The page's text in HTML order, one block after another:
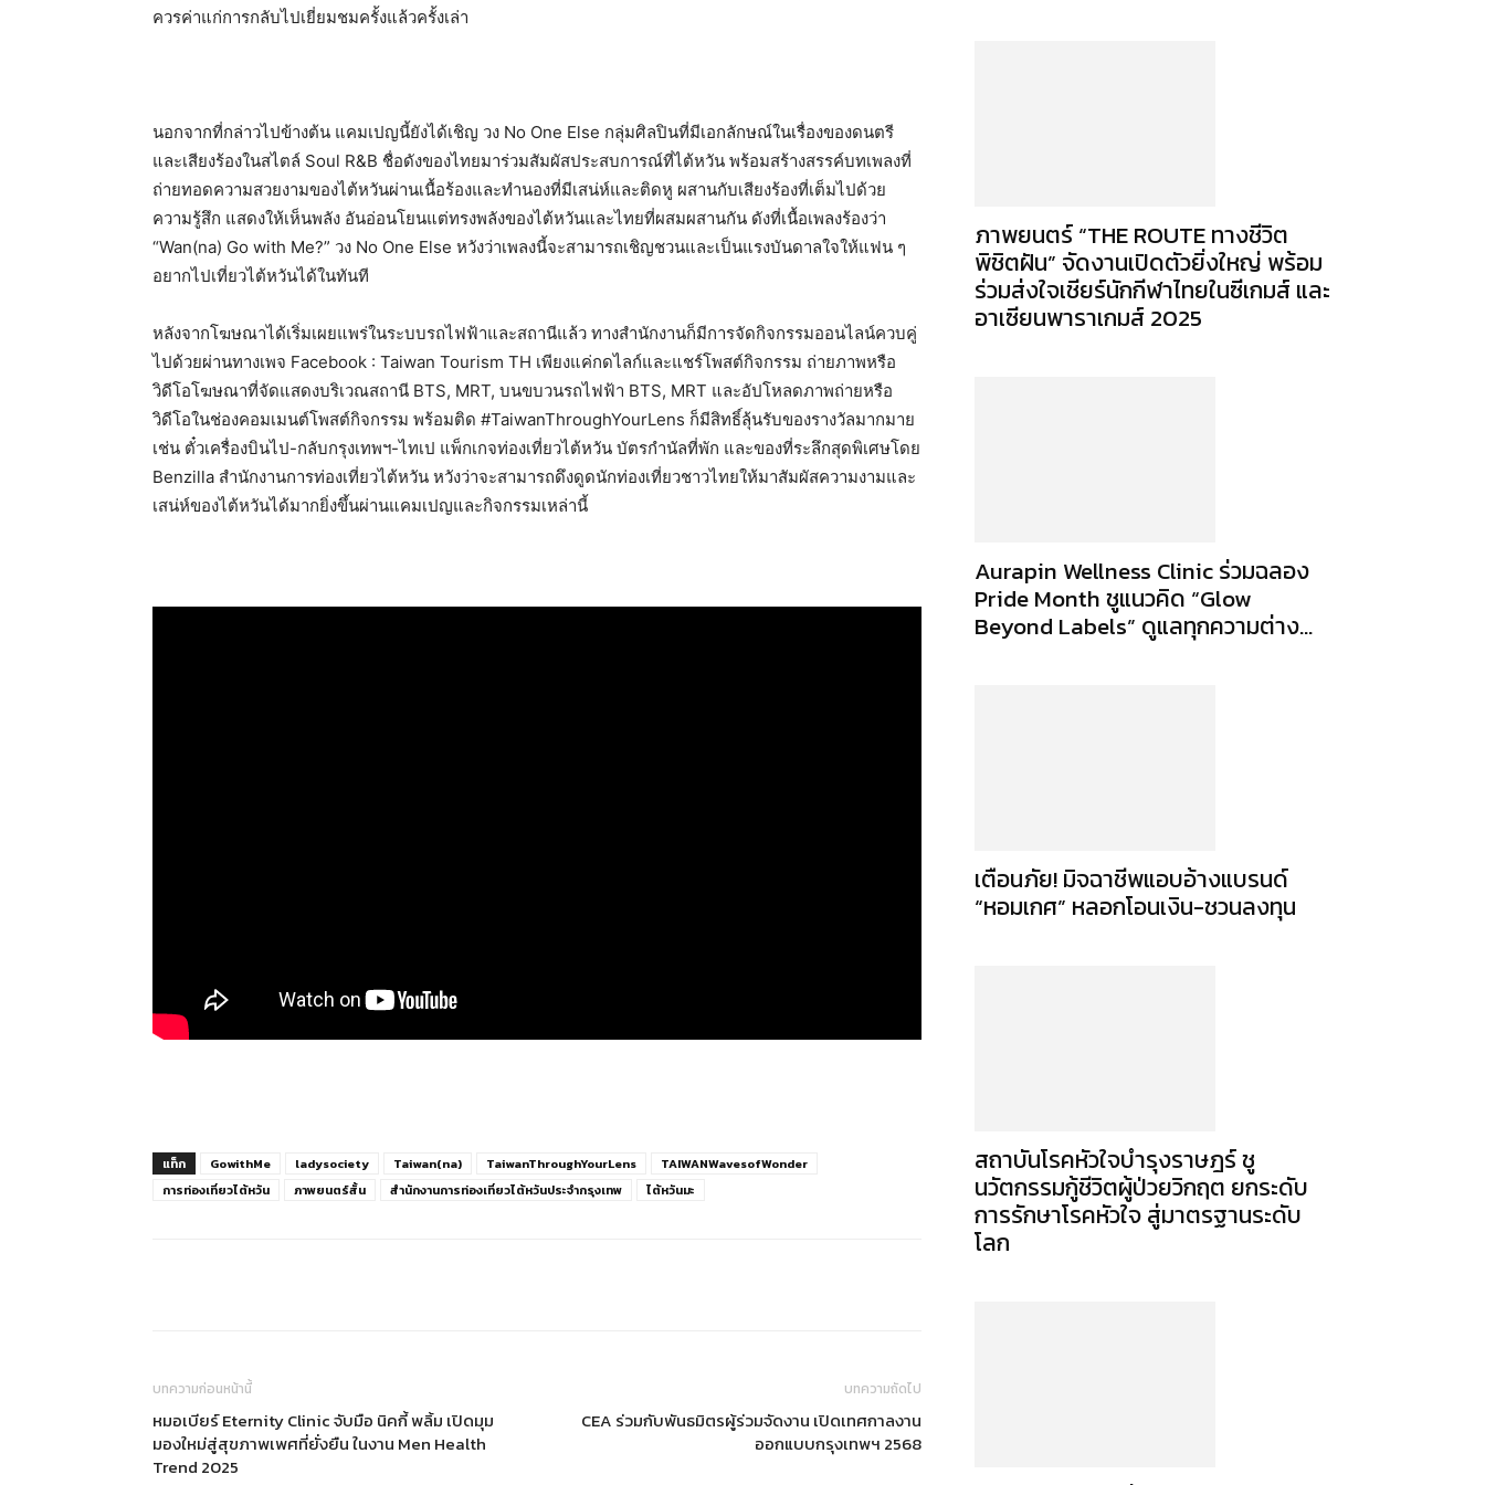
ควรค่าแก่การกลับไปเยี่ยมชมครั้งแล้วครั้งเล่า
นอกจากที่กล่าวไปข้างต้น แคมเปญนี้ยังได้เชิญ วง No One Else กลุ่มศิลปินที่มีเอกลักษณ์ในเรื่องของดนตรี
และเสียงร้องในสไตล์ Soul R&B ชื่อดังของไทยมาร่วมสัมผัสประสบการณ์ที่ไต้หวัน พร้อมสร้างสรรค์บทเพลงที่
ถ่ายทอดความสวยงามของไต้หวันผ่านเนื้อร้องและทำนองที่มีเสน่ห์และติดหู ผสานกับเสียงร้องที่เต็มไปด้วย
ความรู้สึก แสดงให้เห็นพลัง อันอ่อนโยนแต่ทรงพลังของไต้หวันและไทยที่ผสมผสานกัน ดังที่เนื้อเพลงร้องว่า
“Wan(na) Go with Me?” วง No One Else หวังว่าเพลงนี้จะสามารถเชิญชวนและเป็นแรงบันดาลใจให้แฟน ๆ
อยากไปเที่ยวไต้หวันได้ในทันที
หลังจากโฆษณาได้เริ่มเผยแพร่ในระบบรถไฟฟ้าและสถานีแล้ว ทางสำนักงานก็มีการจัดกิจกรรมออนไลน์ควบคู่
ไปด้วยผ่านทางเพจ Facebook : Taiwan Tourism TH เพียงแค่กดไลก์และแชร์โพสต์กิจกรรม ถ่ายภาพหรือ
วิดีโอโฆษณาที่จัดแสดงบริเวณสถานี BTS, MRT, บนขบวนรถไฟฟ้า BTS, MRT และอัปโหลดภาพถ่ายหรือ
วิดีโอในช่องคอมเมนต์โพสต์กิจกรรม พร้อมติด #TaiwanThroughYourLens ก็มีสิทธิ์ลุ้นรับของรางวัลมากมาย
เช่น ตั๋วเครื่องบินไป-กลับกรุงเทพฯ-ไทเป แพ็กเกจท่องเที่ยวไต้หวัน บัตรกำนัลที่พัก และของที่ระลึกสุดพิเศษโดย
Benzilla สำนักงานการท่องเที่ยวไต้หวัน หวังว่าจะสามารถดึงดูดนักท่องเที่ยวชาวไทยให้มาสัมผัสความงามและ
เสน่ห์ของไต้หวันได้มากยิ่งขึ้นผ่านแคมเปญและกิจกรรมเหล่านี้
แท็ก GowithMe ladysociety Taiwan(na) TaiwanThroughYourLens
TAIWANWavesofWonder
การท่องเที่ยวไต้หวัน
ภาพยนตร์สั้น สำนักงานการท่องเที่ยวไต้หวันประจำกรุงเทพ ไต้หวันมะ
บทความก่อนหน้านี้
หมอเบียร์ Eternity Clinic จับมือ นิคกี้ พลิ้ม เปิดมุม
มองใหม่สู่สุขภาพเพศที่ยั่งยืน ในงาน Men Health
Trend 2025
บทความถัดไป
CEA ร่วมกับพันธมิตรผู้ร่วมจัดงาน เปิดเทศกาลงาน
ออกแบบกรุงเทพฯ 2568
ภาพยนตร์ “THE ROUTE ทางชีวิต
พิชิตฝัน” จัดงานเปิดตัวยิ่งใหญ่ พร้อม
ร่วมส่งใจเชียร์นักกีฬาไทยในซีเกมส์ และ
อาเซียนพาราเกมส์ 2025
Aurapin Wellness Clinic ร่วมฉลอง
Pride Month ชูแนวคิด “Glow
Beyond Labels” ดูแลทุกความต่าง...
เตือนภัย! มิจฉาชีพแอบอ้างแบรนด์
“หอมเกศ” หลอกโอนเงิน-ชวนลงทุน
สถาบันโรคหัวใจบำรุงราษฎร์ ชู
นวัตกรรมกู้ชีวิตผู้ป่วยวิกฤต ยกระดับ
การรักษาโรคหัวใจ สู่มาตรฐานระดับ
โลก